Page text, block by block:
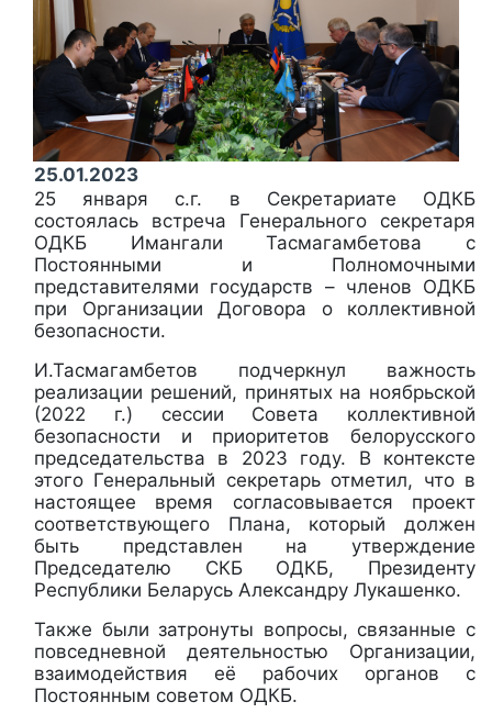
25.01.2023
25 января с.г. в Секретариате ОДКБ
состоялась встреча Генерального секретаря
ОДКБ Имангали Тасмагамбетова с
Постоянными и Полномочными
представителями государств – членов ОДКБ
при Организации Договора о коллективной
безопасности.
И.Тасмагамбетов подчеркнул важность
реализации решений, принятых на ноябрьской
(2022 г.) сессии Совета коллективной
безопасности и приоритетов белорусского
председательства в 2023 году. В контексте
этого Генеральный секретарь отметил, что в
настоящее время согласовывается проект
соответствующего Плана, который должен
быть представлен на утверждение
Председателю СКБ ОДКБ, Президенту
Республики Беларусь Александру Лукашенко.
Также были затронуты вопросы, связанные с
повседневной деятельностью Организации,
взаимодействия её рабочих органов с
Постоянным советом ОДКБ.